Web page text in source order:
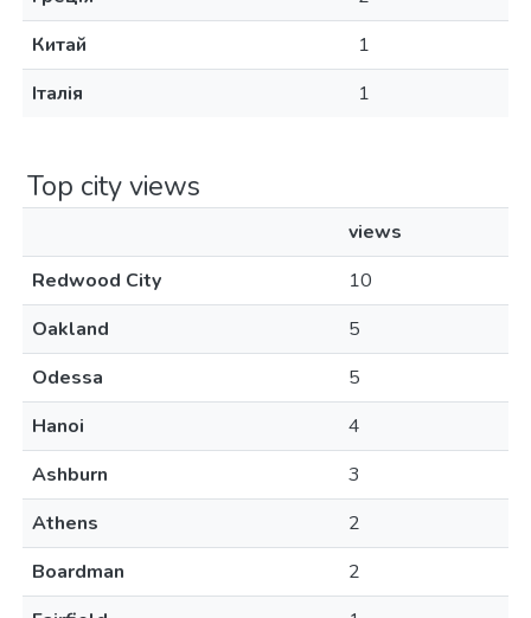
Китай
1
Італія
1
Top city views
views
Redwood City
10
Oakland
5
Odessa
5
Hanoi
4
Ashburn
3
Athens
2
Boardman
2